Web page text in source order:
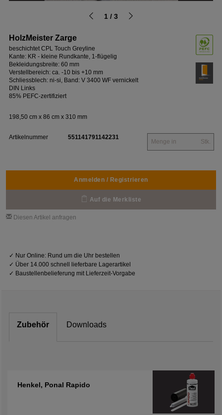
1 / 3
HolzMeister Zarge
beschichtet CPL Touch Greyline
Kante: KR - kleine Rundkante, 1-flügelig
Bekleidungsbreite: 60 mm
Verstellbereich: ca. -10 bis +10 mm
Schliessblech: ni-si, Band: V 3400 WF vernickelt
DIN Links
85% PEFC-zertifiziert
198,50 cm x 86 cm x 310 mm
Artikelnummer 551141791142231
Stk.
Anmelden / Registrieren
Auf die Merkliste
Diesen Artikel anfragen
✓ Nur Online: Rund um die Uhr bestellen
✓ Über 14.000 schnell lieferbare Lagerartikel
✓ Baustellenbelieferung mit Lieferzeit-Vorgabe
Zubehör Downloads
Henkel, Ponal Rapido